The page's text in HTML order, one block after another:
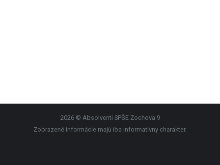
2026 © Absolventi SPŠE Zochova 9
Zobrazené informácie majú iba informatívny charakter.